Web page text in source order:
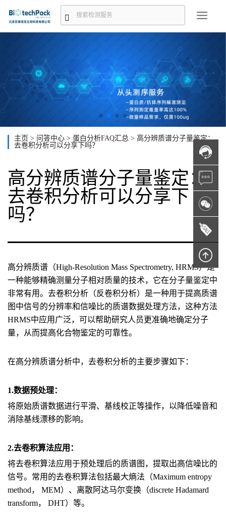
主页 > 问答中心 > 蛋白分析FAQ汇总 > 高分辨质谱分子量鉴定：
去卷积分析可以分享下吗？
高分辨质谱分子量鉴定：
去卷积分析可以分享下
吗？
高分辨质谱（High-Resolution Mass Spectrometry, HRMS）是
一种能够精确测量分子相对质量的技术，它在分子量鉴定中
非常有用。去卷积分析（反卷积分析）是一种用于提高质谱
图中信号的分辨率和信噪比的质谱数据处理方法，这种方法
HRMS中应用广泛，可以帮助研究人员更准确地确定分子
量，从而提高化合物鉴定的可靠性。
在高分辨质谱分析中，去卷积分析的主要步骤如下：
1.数据预处理：
将原始质谱数据进行平滑、基线校正等操作，以降低噪音和
消除基线漂移的影响。
2.去卷积算法应用：
将去卷积算法应用于预处理后的质谱图，提取出高信噪比的
信号。常用的去卷积算法包括最大熵法（Maximum entropy
method， MEM）、离散阿达马尔变换（discrete Hadamard
transform， DHT）等。